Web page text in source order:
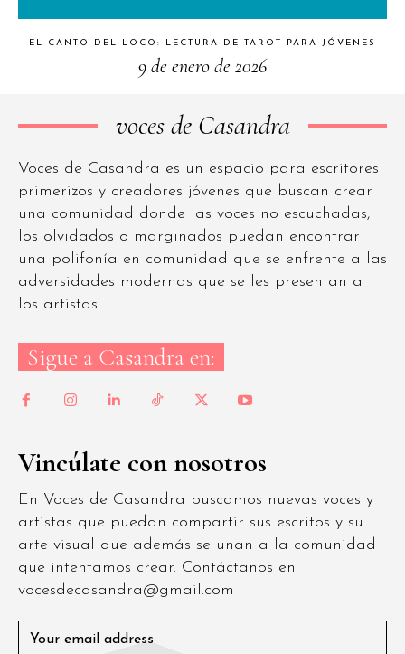
EL CANTO DEL LOCO: LECTURA DE TAROT PARA JÓVENES
9 de enero de 2026
voces de Casandra
Voces de Casandra es un espacio para escritores
primerizos y creadores jóvenes que buscan crear
una comunidad donde las voces no escuchadas,
los olvidados o marginados puedan encontrar
una polifonía en comunidad que se enfrente a las
adversidades modernas que se les presentan a
los artistas.
Sigue a Casandra en:
Vincúlate con nosotros
En Voces de Casandra buscamos nuevas voces y
artistas que puedan compartir sus escritos y su
arte visual que además se unan a la comunidad
que intentamos crear. Contáctanos en:
vocesdecasandra@gmail.com